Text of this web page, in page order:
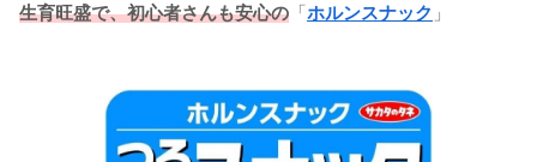
生育旺盛で、初心者さんも安心の 「ホルンスナック 」